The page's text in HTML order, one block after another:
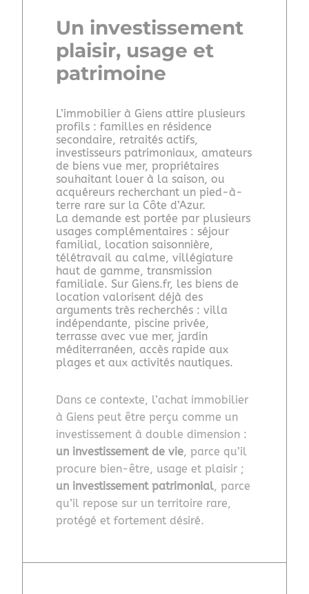
Un investissement
plaisir, usage et
patrimoine
L’immobilier à Giens attire plusieurs
profils : familles en résidence
secondaire, retraités actifs,
investisseurs patrimoniaux, amateurs
de biens vue mer, propriétaires
souhaitant louer à la saison, ou
acquéreurs recherchant un pied-à-
terre rare sur la Côte d’Azur.
La demande est portée par plusieurs
usages complémentaires : séjour
familial, location saisonnière,
télétravail au calme, villégiature
haut de gamme, transmission
familiale. Sur Giens.fr, les biens de
location valorisent déjà des
arguments très recherchés : villa
indépendante, piscine privée,
terrasse avec vue mer, jardin
méditerranéen, accès rapide aux
plages et aux activités nautiques.
Dans ce contexte, l’achat immobilier
à Giens peut être perçu comme un
investissement à double dimension :
un investissement de vie, parce qu’il
procure bien-être, usage et plaisir ;
un investissement patrimonial, parce
qu’il repose sur un territoire rare,
protégé et fortement désiré.